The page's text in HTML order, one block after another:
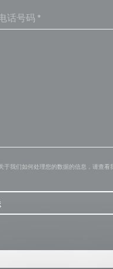
我们如何处理您的数据的信息，请查看